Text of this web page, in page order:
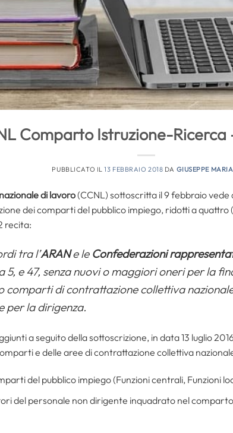
Comparto Istruzione-Ricerca
PUBBLICATO IL13 FEBBRAIO 2018 DA GIUSEPPE
di lavoro(CCNL) sottoscritta il 9 febbraio
dei comparti del pubblico impiego, ridotti a quattro
recita:
tra l’ARANe le Confederazioni
5, e 47, senza nuovi o maggiori oneri per la
comparti di contrattazione collettiva
per la dirigenza.
a seguito della sottoscrizione, in data 13 luglio
e delle aree di contrattazione collettiva
del pubblico impiego (Funzioni centrali, Funzioni
del personale non dirigente inquadrato nel